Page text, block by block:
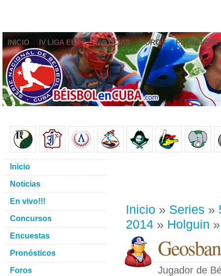
INICIO IV LIGA ELITE NOTICIAS FOROS
Inicio » Series »
2014 » Holguin
Jugador de
Inicio
Noticias
En vivo!!!
Concursos
Encuestas
Pronósticos
Foros